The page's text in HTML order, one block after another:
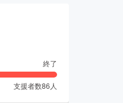
終了
支援者数86 人